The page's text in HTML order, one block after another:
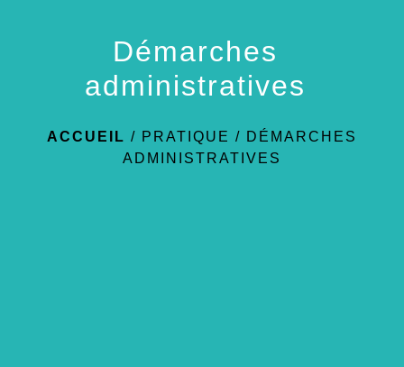
Démarches
administratives
ACCUEIL / PRATIQUE / DÉMARCHES
ADMINISTRATIVES